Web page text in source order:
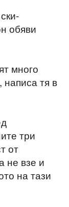
обяви
много
написа тя в
три
от
не взе и
на тази